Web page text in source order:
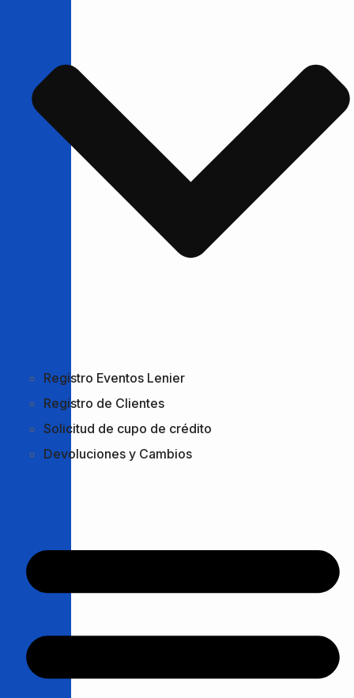
Registro Eventos Lenier
Registro de Clientes
Solicitud de cupo de crédito
Devoluciones y Cambios